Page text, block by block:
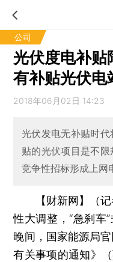
公司
光伏度电补
有补贴光伏电
2018年06月02日 14:23
光伏发电无补贴时
贴的光伏项目是不
竞争性招标形成上网
【财新网】（
性大调整，“急刹车
晚间，国家能源局
有关事项的通知》